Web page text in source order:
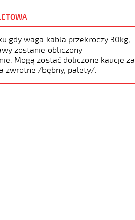
gdy waga kabla przekroczy 30kg,
zostanie obliczony
Mogą zostać doliczone kaucje za
zwrotne /bębny, palety/.